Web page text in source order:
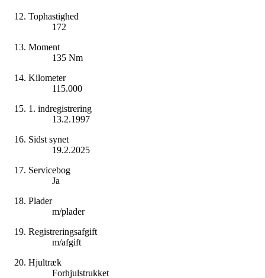
Tophastighed
172
Moment
135 Nm
Kilometer
115.000
1. indregistrering
13.2.1997
Sidst synet
19.2.2025
Servicebog
Ja
Plader
m/plader
Registreringsafgift
m/afgift
Hjultræk
Forhjulstrukket